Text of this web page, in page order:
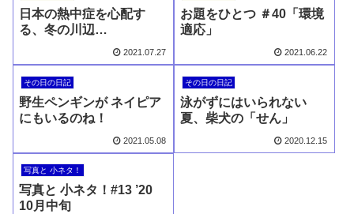
日本の熱中症を心配す
る、冬の川辺…
2021.07.27
お題をひとつ ＃40「環境
適応」
2021.06.22
その日の日記
野生ペンギンが ネイピア
にもいるのね！
2021.05.08
その日の日記
泳がずにはいられない
夏、柴犬の「せん」
2020.12.15
写真と 小ネタ！
写真と 小ネタ！#13 ’20
10月中旬